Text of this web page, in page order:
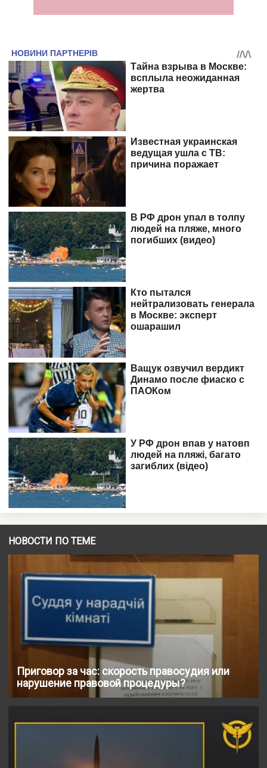
НОВОСТИ ПО ТЕМЕ
Приговор за час: скорость правосудия или
нарушение правовой процедуры?